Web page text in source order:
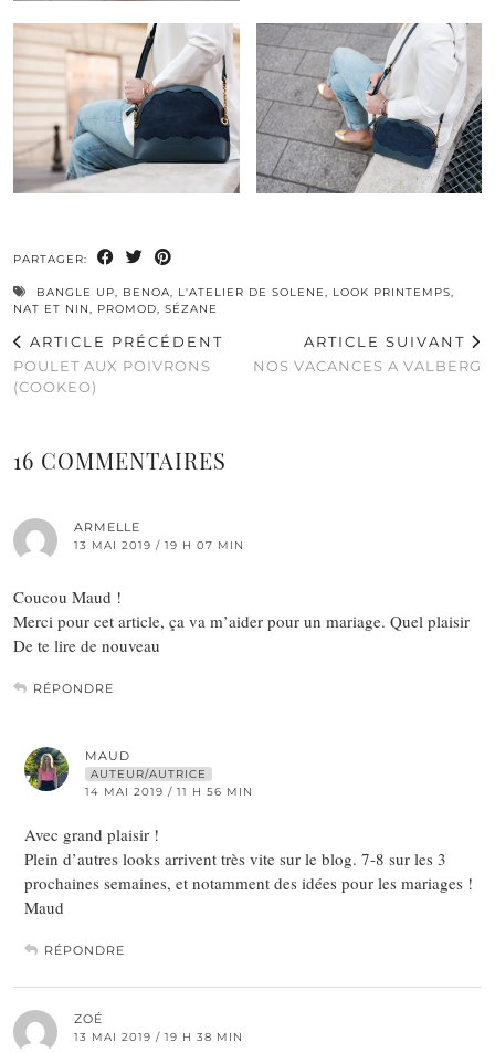
PARTAGER:
BANGLE UP, BENOA, L'ATELIER DE SOLENE, LOOK PRINTEMPS,
NAT ET NIN, PROMOD, SÉZANE
ARTICLE PRÉCÉDENT
POULET AUX POIVRONS
(COOKEO)
ARTICLE SUIVANT
NOS VACANCES A VALBERG
16 COMMENTAIRES
ARMELLE
13 MAI 2019 / 19 H 07 MIN
Coucou Maud !
Merci pour cet article, ça va m’aider pour un mariage. Quel plaisir
De te lire de nouveau
RÉPONDRE
MAUD
AUTEUR/AUTRICE
14 MAI 2019 / 11 H 56 MIN
Avec grand plaisir !
Plein d’autres looks arrivent très vite sur le blog. 7-8 sur les 3
prochaines semaines, et notamment des idées pour les mariages !
Maud
RÉPONDRE
ZOÉ
13 MAI 2019 / 19 H 38 MIN